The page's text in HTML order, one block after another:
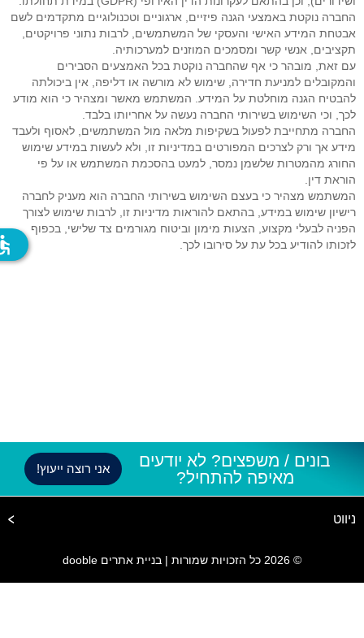
החברה נוקטת באמצעי הגנה פיזיים, ארגוניים וטכנולוגיים מתקדמים לשם
אבטחת המידע האישי והעסקי של המשתמשים, לרבות נתוני פרויקטים,
תקציבים, אנשי קשר ומסמכים המוזנים למערכותיה.
עם זאת, מובהר כי אף שהחברה נוקטת בכל האמצעים הסבירים
והמקובלים למניעת חדירה, שימוש לא מורשה או דליפה, אין ביכולתה
להבטיח הגנה מוחלטת על המידע. המשתמש מאשר ומצהיר כי הוא מודע
לכך, וכי השימוש בשירותי החברה נעשה על אחריותו בלבד.
החברה מתחייבת לפעול בשקיפות מלאה מול המשתמשים, לאסוף ולעבד
מידע אך ורק לצרכים המפורטים במדיניות זו, ולא לעשות במידע שימוש
החורג מהמטרות שלשמן נמסר, למעט בהסכמת המשתמש או על פי
הוראת דין.
המשתמש מצהיר כי בעצם השימוש בשירותי החברה הוא מעניק לחברה
רישיון שימוש במידע, בהתאם להוראות מדיניות זו, לרבות שימוש לצורך
הפניה לבעלי מקצוע, הצעות מימון וביטוח מגורמים צד שלישי, בכפוף
לזכותו להודיע בכל עת על סירובו לכך.
בונים / משפצים? לא יודעים
מאיפה להתחיל?
אני רוצה ייעוץ!
ניווט
© 2026 כל הזכויות שמורות | בניית אתרים dooble